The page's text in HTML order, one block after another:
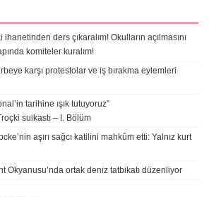
ders çıkaralım! Okulların açılmasını
komiteler kuralım!
karşı protestolar ve iş bırakma eylemleri
tarihine ışık tutuyoruz”
suikastı – I. Bölüm
aşırı sağcı katilini mahkûm etti: Yalnız kurt
Okyanusu’nda ortak deniz tatbikatı düzenliyor